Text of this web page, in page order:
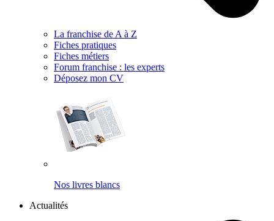
La franchise de A à Z
Fiches pratiques
Fiches métiers
Forum franchise : les experts
Déposez mon CV
Nos livres blancs
Actualités